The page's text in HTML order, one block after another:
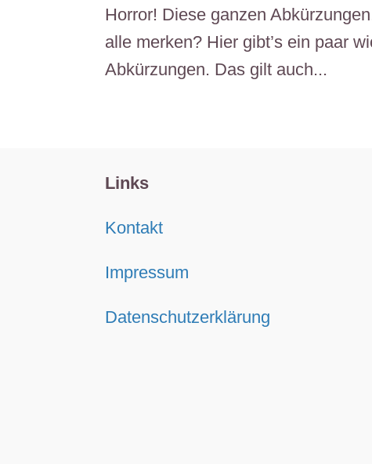
Horror! Diese ganzen
alle merken? Hier gibt’s ein paar
Abkürzungen. Das gilt auch...
Links
Kontakt
Impressum
Datenschutzerklärung